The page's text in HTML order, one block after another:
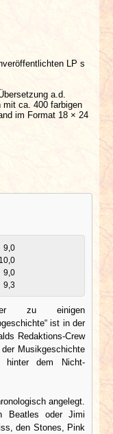
LP s
a.d.
mit ca. 400 farbigen
im Format 18 × 24
9,0
10,0
9,0
9,3
zu einigen
ist in der
Redaktions-Crew
Musikgeschichte
hinter dem Nicht-
angelegt.
Beatles oder Jimi
den Stones, Pink